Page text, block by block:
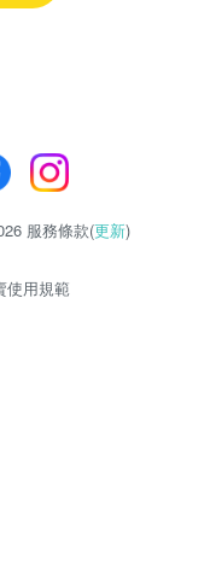
服務條款(更新)
使用規範